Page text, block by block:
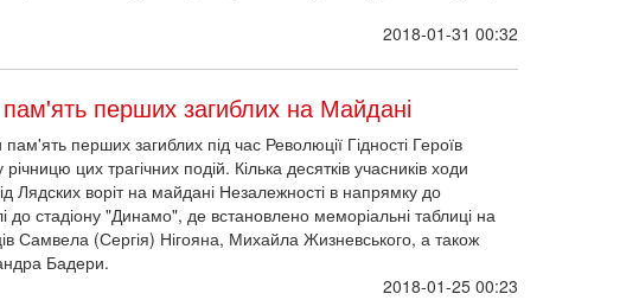
2018-01-31 00:32
перших загиблих на Майдані
перших загиблих під час Революції Гідності Героїв
цих трагічних подій. Кілька десятків учасників ходи
Лядских воріт на майдані Незалежності в напрямку до
до стадіону "Динамо", де встановлено меморіальні таблиці на
Самвела (Сергія) Нігояна, Михайла Жизневського, а також
Бадери.
2018-01-25 00:23